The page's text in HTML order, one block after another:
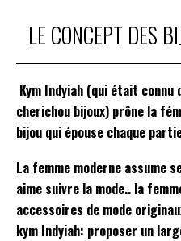
LE CONCEPT DES
Kym Indyiah (qui était connu
cherichou bijoux) prône la
bijou qui épouse chaque
La femme moderne assume
aime suivre la mode.. la
accessoires de mode
kym Indyiah: proposer un